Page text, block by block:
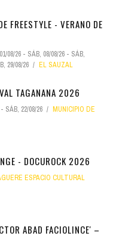
FREESTYLE - VERANO DE
08/26 - SÁB, 08/08/26 - SÁB,
29/08/26 EL SAUZAL
TAGANANA 2026
- SÁB, 22/08/26
MUNICIPIO DE
- DOCUROCK 2026
ESPACIO CULTURAL
ABAD FACIOLINCE' –